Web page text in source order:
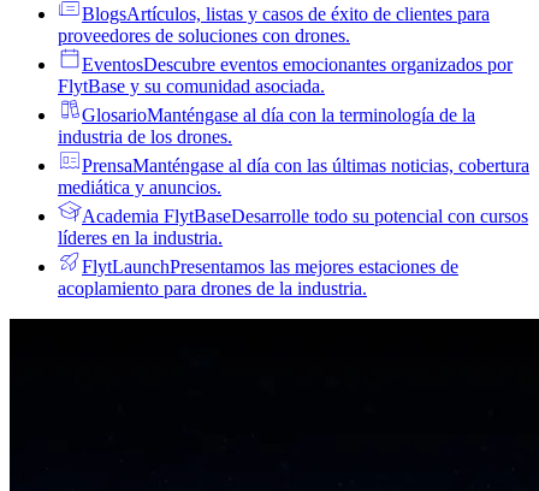
BlogsArtículos, listas y casos de éxito de clientes para
proveedores de soluciones con drones.
EventosDescubre eventos emocionantes organizados por
FlytBase y su comunidad asociada.
GlosarioManténgase al día con la terminología de la
industria de los drones.
PrensaManténgase al día con las últimas noticias, cobertura
mediática y anuncios.
Academia FlytBaseDesarrolle todo su potencial con cursos
líderes en la industria.
FlytLaunchPresentamos las mejores estaciones de
acoplamiento para drones de la industria.